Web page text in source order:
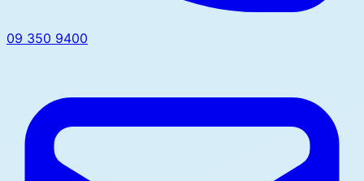
09 350 9400